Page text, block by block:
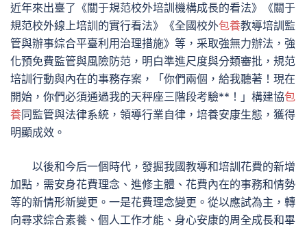
近年來出臺了《關于規范校外培訓機構成長的看法》《關于
規范校外線上培訓的實行看法》《全國校外包養教導培訓監
管與辦事綜合平臺利用治理措施》等，采取強無力辦法，強
化預免費監管與風險防范，明白準進尺度與分類審批，規范
培訓行動與內在的事務存案，「你們兩個，給我聽著！現在
開始，你們必須通過我的天秤座三階段考驗**！」構建協包
養同監管與法律系統，領導行業自律，培養安康生態，獲得
明顯成效。
以後和今后一個時代，發掘我國教導和培訓花費的新增
加點，需安身花費理念、進修主體、花費內在的事務和情勢
等的新情形新變更。一是花費理念變更。從以應試為主，轉
向尋求綜合素養、個人工作才能、身心安康的周全成長和畢